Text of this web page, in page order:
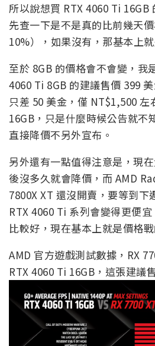
所以說想買 RTX 4060 Ti 16GB
先查一下是不是真的比前幾天
10%），如果沒有，那基本上
至於 8GB 的價格會不會變，我
4060 Ti 8GB 的建議售價 399
只差 50 美金，僅 NT$1,500 左
16GB，只是什麼時候公告就不
直接降價不另外宣布。
另外還有一點值得注意是，現
後沒多久就會降價，而 AMD
7800X XT 還沒開賣，要等到下
RTX 4060 Ti 系列會變得更便
比較好，現在基本上就是價格戰
AMD 官方遊戲測試數據，RX
RTX 4060 Ti 16GB，這張建議